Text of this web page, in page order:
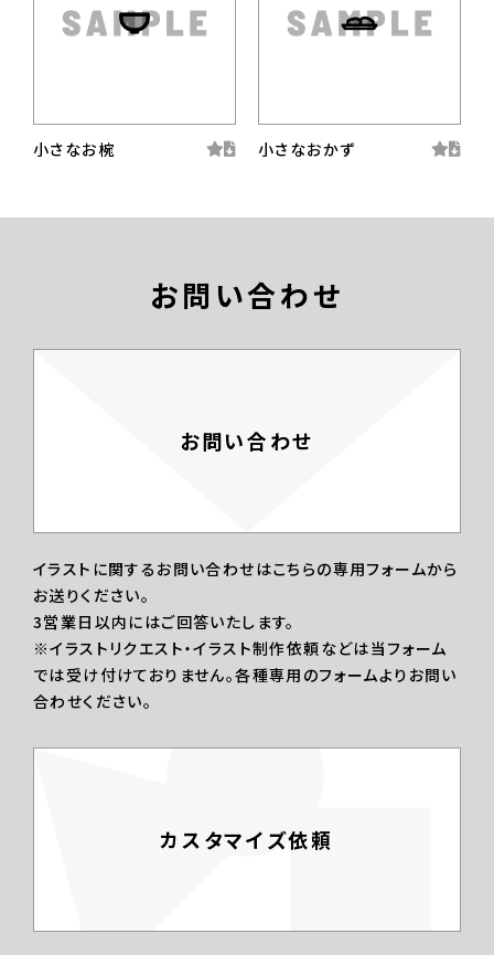
小さなお椀 小さなおかず
お問い合わせ
お問い合わせ
イラストに関するお問い合わせはこちらの専用フォームから
お送りください。
3営業日以内にはご回答いたします。
※イラストリクエスト・イラスト制作依頼などは当フォーム
では受け付けておりません。各種専用のフォームよりお問い
合わせください。
カスタマイズ依頼